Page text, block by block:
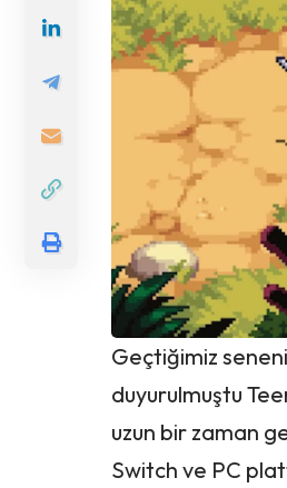
Geçtiğimiz
duyurulmuştu
uzun bir zaman
Switch ve PC